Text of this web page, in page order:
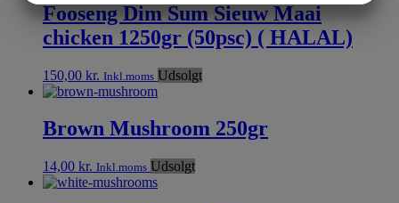
Fooseng Dim Sum Sieuw Maai
chicken 1250gr (50psc) ( HALAL)
150,00 kr. Inkl.moms Udsolgt
Brown Mushroom 250gr
14,00 kr. Inkl.moms Udsolgt
MARKETING STATISTIK